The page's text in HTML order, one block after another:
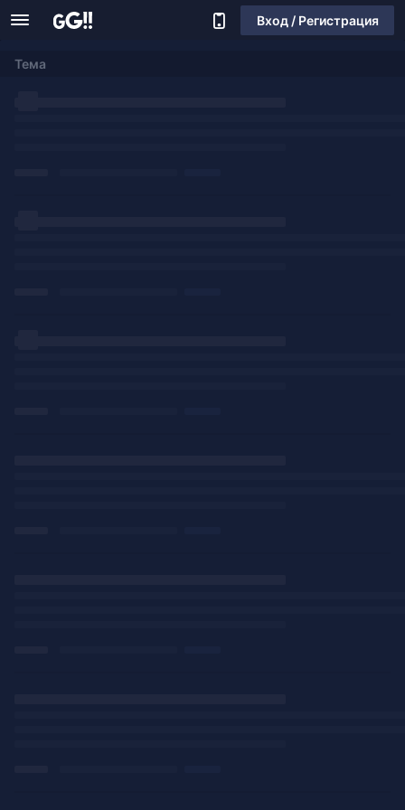
Вход / Регистрация
Тема